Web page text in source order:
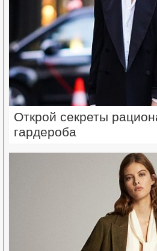
Открой секреты
гардероба